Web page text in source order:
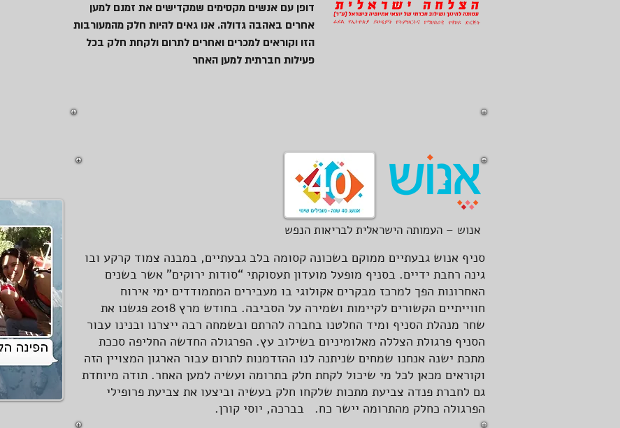
דופן עם אנשים מקסימים שמקדישים את זמנם למען
אחרים באהבה גדולה. אנו גאים להיות חלק מהמעורבות
הזו וקוראים למכרים ואחרים לתרום ולקחת חלק בכל
פעילות חברתית למען האחר
סניף אנוש גבעתיים ממוקם בשכונה קסומה בלב גבעתיים, במבנה צמוד קרקע ובו
גינה רחבת ידיים. בסניף מופעל מועדון תעסוקתי “סודות ירוקים” אשר בשנים
האחרונות הפך למרכז מבקרים אקולוגי בו מעבירים המתמודדים ימי אירוח
חווייתיים הקשורים לקיימות ושמירה על הסביבה. בחודש מרץ 2018 פגשנו את
שחר מנהלת הסניף ומיד החלטנו בחברה להרתם ובשמחה רבה ייצרנו ובנינו עבור
הסניף פרגולת הצללה מאלומיניום בשילוב עץ. הפרגולה החדשה החליפה סככת
מתכת ישנה אנחנו שמחים שניתנה לנו ההזדמנות לתרום עבור הארגון המצויין הזה
וקוראים מכאן לכל מי שיכול לקחת חלק בתרומה ועשיה למען האחר. תודה מיוחדת
גם לחברת פנדה צביעת מתכות שלקחו חלק בעשיה וביצעו את צביעת פרופילי
הפרגולה כחלק מהתרומה יישר כח. בברכה, יוסי קורן.
אנוש – העמותה הישראלית לבריאות הנפש